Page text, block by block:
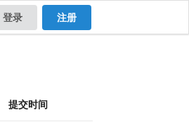
登录 注册
提交时间